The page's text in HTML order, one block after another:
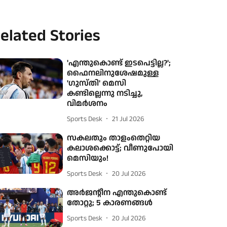
Stories
'എന്തുകൊണ്ട് ഇടപെട്ടില്ല?';
ഫൈനലിനുശേഷമുള്ള
'ഗുസ്തി' മെസി
കണ്ടില്ലെന്നു നടിച്ചു,
വിമർശനം
Sports Desk 21 Jul 2026
സകലതും താളംതെറ്റിയ
കലാശക്കൊട്ട്; വീണുപോയി
മെസിയും!
Sports Desk 20 Jul 2026
അര്‍ജന്റീന എന്തുകൊണ്ട്
തോറ്റു; 5 കാരണങ്ങള്‍
Sports Desk 20 Jul 2026